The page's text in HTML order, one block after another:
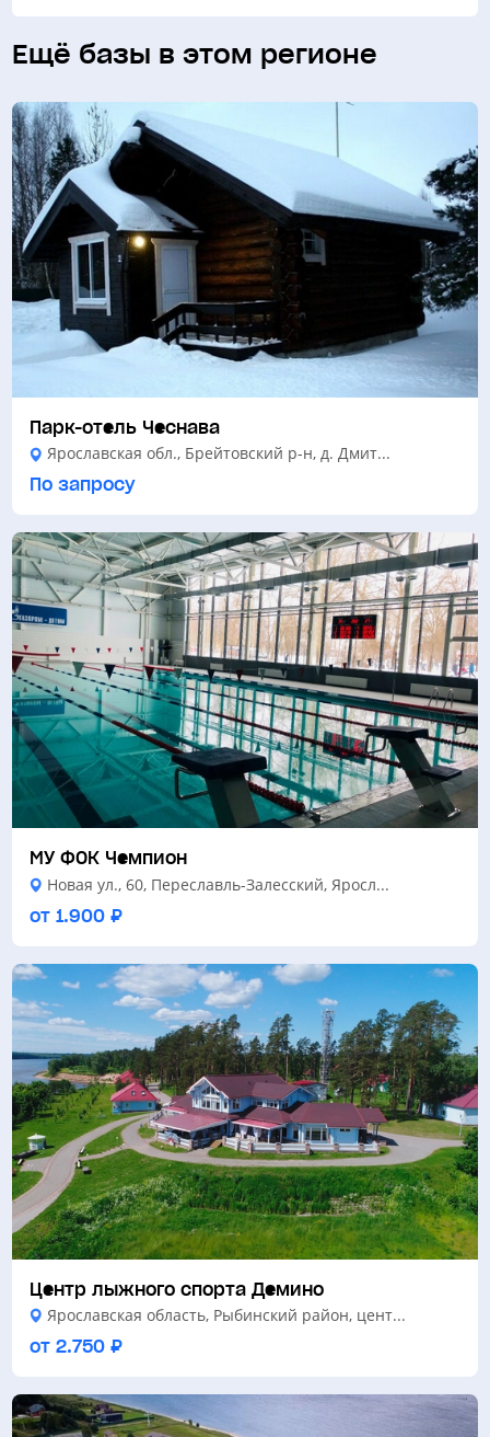
Ещё базы в этом регионе
Парк-отель Чеснава
Ярославская обл., Брейтовский р-н, д. Дмит...
По запросу
МУ ФОК Чемпион
Новая ул., 60, Переславль-Залесский, Яросл...
от 1.900 ₽
Центр лыжного спорта Демино
Ярославская область, Рыбинский район, цент...
от 2.750 ₽